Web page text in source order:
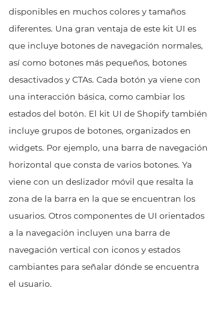
disponibles en muchos colores y tamaños
diferentes. Una gran ventaja de este kit UI es
que incluye botones de navegación normales,
así como botones más pequeños, botones
desactivados y CTAs. Cada botón ya viene con
una interacción básica, como cambiar los
estados del botón. El kit UI de Shopify también
incluye grupos de botones, organizados en
widgets. Por ejemplo, una barra de navegación
horizontal que consta de varios botones. Ya
viene con un deslizador móvil que resalta la
zona de la barra en la que se encuentran los
usuarios. Otros componentes de UI orientados
a la navegación incluyen una barra de
navegación vertical con iconos y estados
cambiantes para señalar dónde se encuentra
el usuario.